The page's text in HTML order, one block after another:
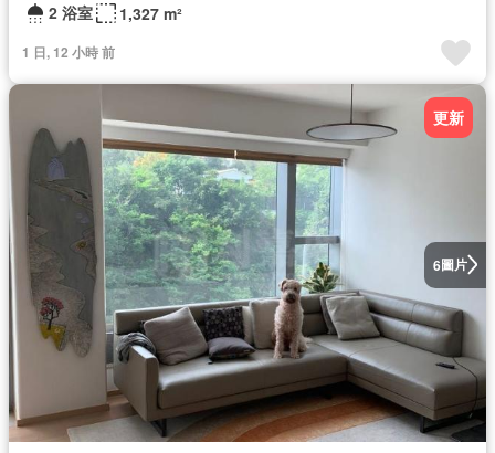
2 浴室 1,327 m²
1 日, 12 小時 前
6圖片
更新